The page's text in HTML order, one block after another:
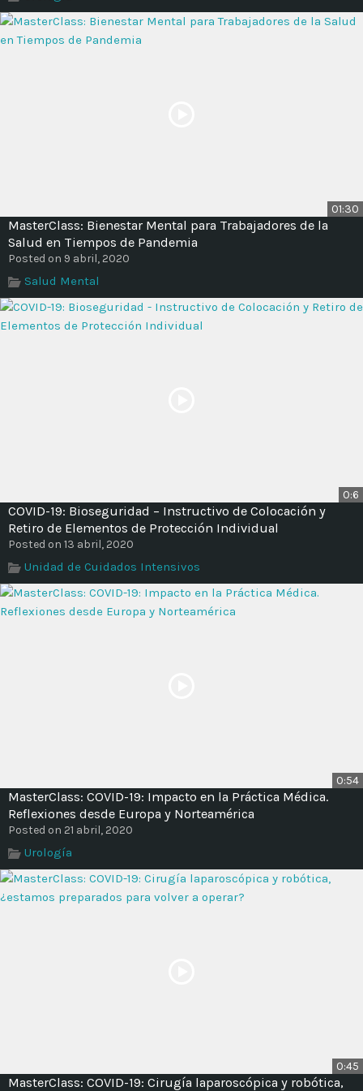
Time
01:30
MasterClass: Bienestar Mental para Trabajadores de la
Salud en Tiempos de Pandemia
Posted on 9 abril, 2020
Salud Mental
0:6
COVID-19: Bioseguridad – Instructivo de Colocación y
Retiro de Elementos de Protección Individual
Posted on 13 abril, 2020
Unidad de Cuidados Intensivos
0:54
MasterClass: COVID-19: Impacto en la Práctica Médica.
Reflexiones desde Europa y Norteamérica
Posted on 21 abril, 2020
Urología
0:45
MasterClass: COVID-19: Cirugía laparoscópica y robótica,